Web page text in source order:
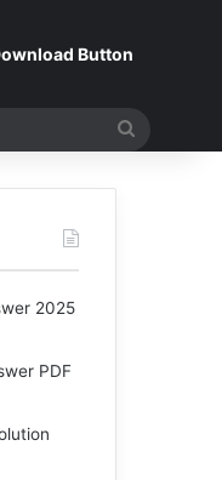
Button
2025
PDF